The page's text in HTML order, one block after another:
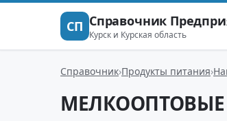
СП Справочник
Курск и Курская область
Справочник Продукты питания